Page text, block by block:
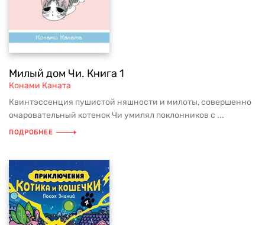
Милый дом Чи. Книга 1
Конами Каната
Квинтэссенция пушистой няшности и милоты, совершенно
очаровательный котенок Чи умилял поклонников с ...
ПОДРОБНЕЕ